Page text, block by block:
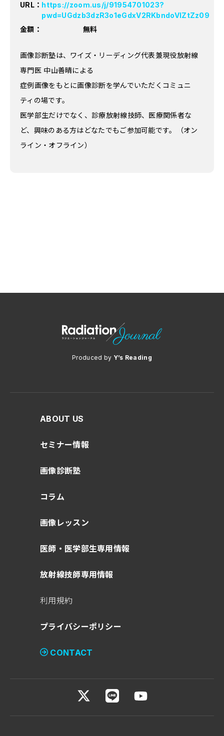
URL： https://zoom.us/j/91954701023?
pwd=UGdzb3dzR3o1eGdxV2RKbndoVlZtZz09
金額：
無料
画像診断塾は、ワイズ・リーディング代表兼現役放射線
専門医 中山善晴による
症例画像をもとに画像診断を学んでいただくコミュニ
ティの場です。
医学部生だけでなく、診療放射線技師、医療関係者な
ど、興味のある方はどなたでもご参加可能です。（オン
ライン・オフライン）
Produced by Y’s Reading
ABOUT US
セミナー情報
画像診断塾
コラム
画像レッスン
医師・医学部生専用情報
放射線技師専用情報
利用規約
プライバシーポリシー
CONTACT